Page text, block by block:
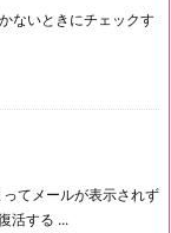
ないときにチェックす
てメールが表示されず
活する ...